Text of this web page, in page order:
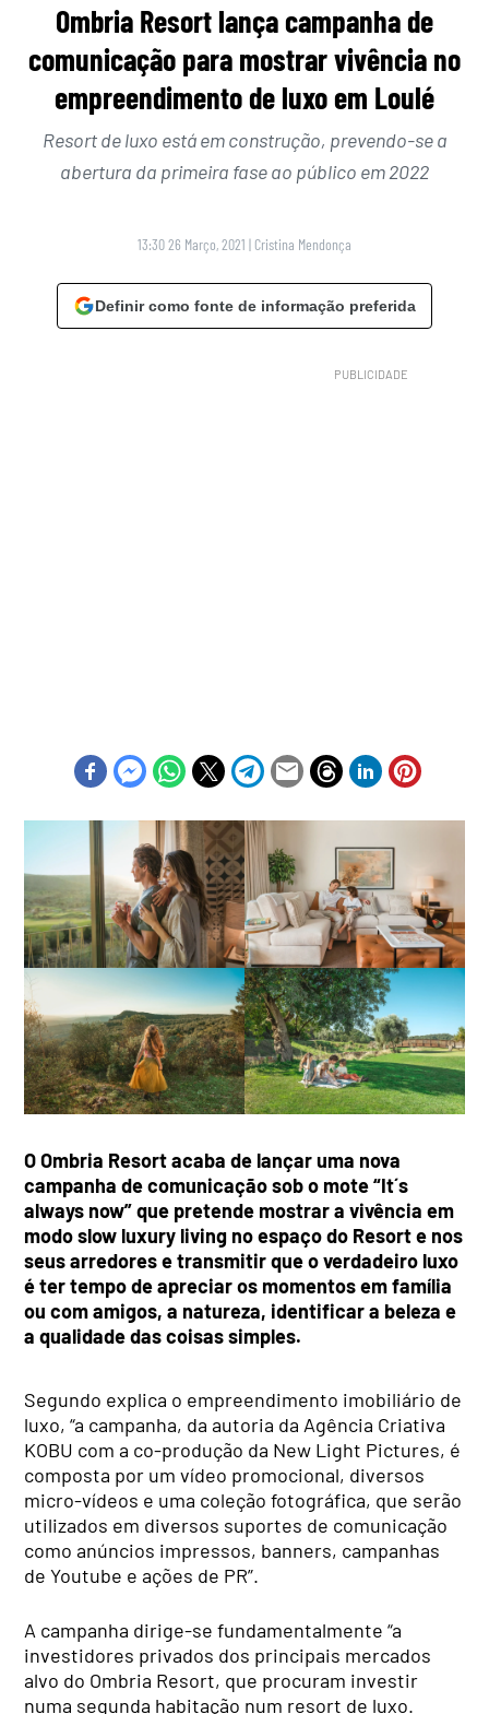
Ombria Resort lança campanha de
comunicação para mostrar vivência no
empreendimento de luxo em Loulé
Resort de luxo está em construção, prevendo-se a
abertura da primeira fase ao público em 2022
13:30 26 Março, 2021 | Cristina Mendonça
Definir como fonte de informação preferida
O Ombria Resort acaba de lançar uma nova
campanha de comunicação sob o mote “It´s
always now” que pretende mostrar a vivência em
modo slow luxury living no espaço do Resort e nos
seus arredores e transmitir que o verdadeiro luxo
é ter tempo de apreciar os momentos em família
ou com amigos, a natureza, identificar a beleza e
a qualidade das coisas simples.
Segundo explica o empreendimento imobiliário de
luxo, “a campanha, da autoria da Agência Criativa
KOBU com a co-produção da New Light Pictures, é
composta por um vídeo promocional, diversos
micro-vídeos e uma coleção fotográfica, que serão
utilizados em diversos suportes de comunicação
como anúncios impressos, banners, campanhas
de Youtube e ações de PR”.
A campanha dirige-se fundamentalmente “a
investidores privados dos principais mercados
alvo do Ombria Resort, que procuram investir
numa segunda habitação num resort de luxo.